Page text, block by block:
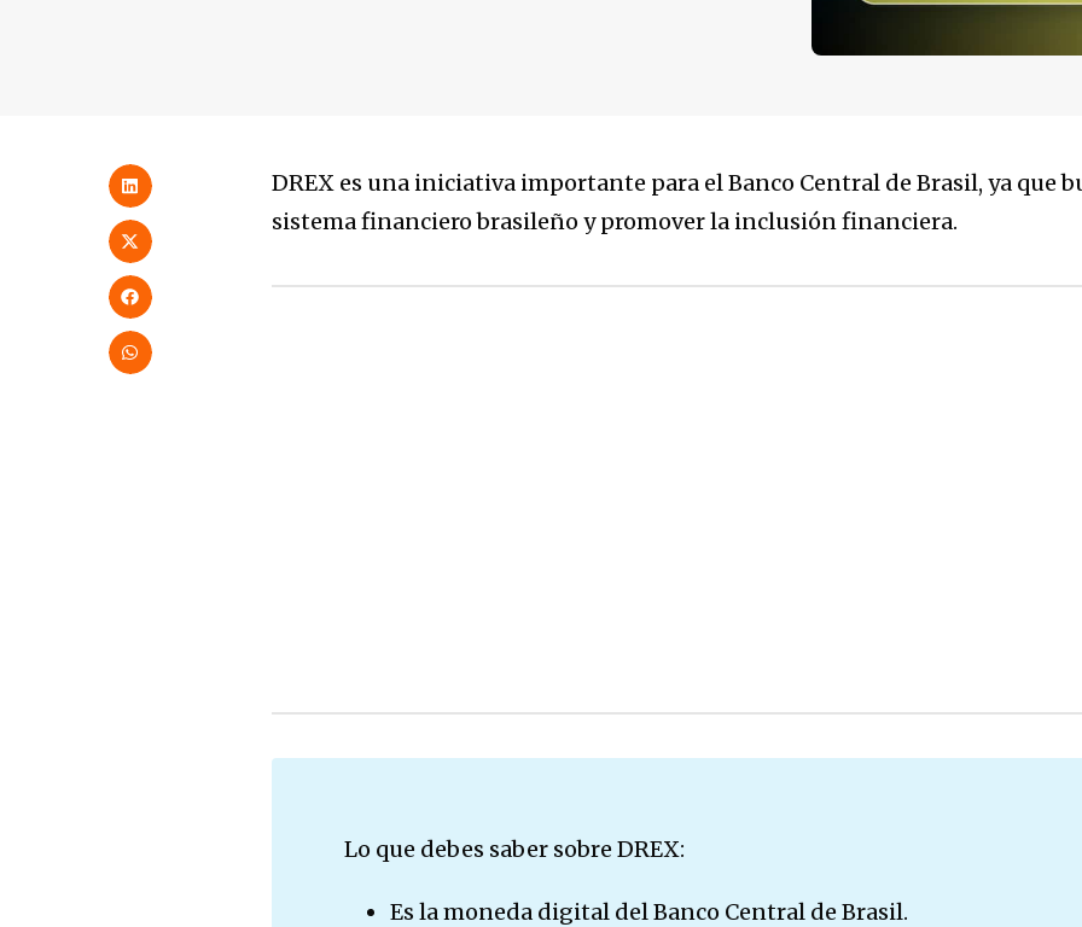
DREX es una iniciativa importante para el Banco Central de Brasil, ya que
sistema financiero brasileño y promover la inclusión financiera.
Lo que debes saber sobre DREX:
Es la moneda digital del Banco Central de Brasil.